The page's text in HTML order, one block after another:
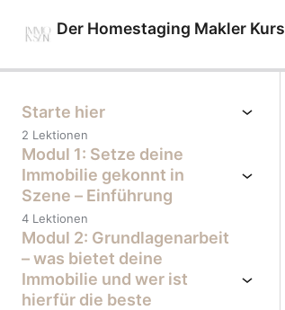
Der Homestaging Makler Kurs
Starte hier
2 Lektionen
Modul 1: Setze deine
Immobilie gekonnt in
Szene – Einführung
4 Lektionen
Modul 2: Grundlagenarbeit
– was bietet deine
Immobilie und wer ist
hierfür die beste